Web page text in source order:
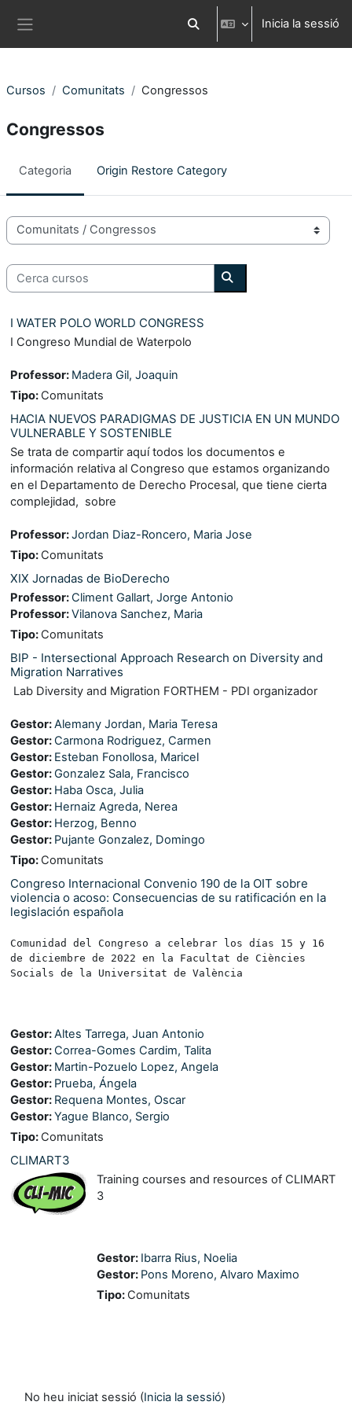
Commuta l'entrada de la cerca
Inicia la sessió
Cursos Comunitats Congressos
Congressos
Categoria Origin Restore Category
Categories de Cursos
Cerca cursos
Cerca cursos
I WATER POLO WORLD CONGRESS
I Congreso Mundial de Waterpolo
Professor: Madera Gil, Joaquin
Tipo: Comunitats
HACIA NUEVOS PARADIGMAS DE JUSTICIA EN UN MUNDO
VULNERABLE Y SOSTENIBLE
Se trata de compartir aquí todos los documentos e
información relativa al Congreso que estamos organizando
en el Departamento de Derecho Procesal, que tiene cierta
complejidad, sobre
Professor:Jordan Diaz-Roncero, Maria Jose
Tipo: Comunitats
XIX Jornadas de BioDerecho
Professor:Climent Gallart, Jorge Antonio
Professor:Vilanova Sanchez, Maria
Tipo: Comunitats
BIP - Intersectional Approach Research on Diversity and
Migration Narratives
Lab Diversity and Migration FORTHEM - PDI organizador
Gestor:Alemany Jordan, Maria Teresa
Gestor:Carmona Rodriguez, Carmen
Gestor: Esteban Fonollosa, Maricel
Gestor:Gonzalez Sala, Francisco
Gestor: Haba Osca, Julia
Gestor: Hernaiz Agreda, Nerea
Gestor: Herzog, Benno
Gestor: Pujante Gonzalez, Domingo
Tipo: Comunitats
Congreso Internacional Convenio 190 de la OIT sobre
violencia o acoso: Consecuencias de su ratificación en la
legislación española
Comunidad del Congreso a celebrar los días 15 y 16
de diciembre de 2022 en la Facultat de Ciències
Socials de la Universitat de València
Gestor:Altes Tarrega, Juan Antonio
Gestor:Correa-Gomes Cardim, Talita
Gestor: Martin-Pozuelo Lopez, Angela
Gestor: Prueba, Ángela
Gestor: Requena Montes, Oscar
Gestor:Yague Blanco, Sergio
Tipo: Comunitats
CLIMART3
Training courses and resources of CLIMART
3
Gestor: Ibarra Rius, Noelia
Gestor: Pons Moreno, Alvaro Maximo
Tipo: Comunitats
No heu iniciat sessió (Inicia la sessió)